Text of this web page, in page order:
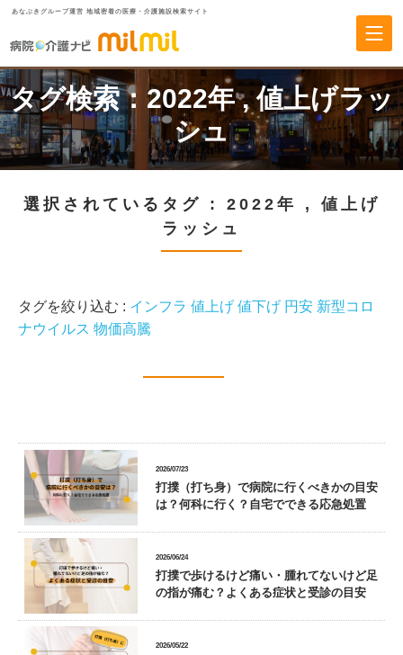
あなぶきグループ運営 地域密着の医療・介護施設検索サイト
タグ検索： 2022年,値上げラッ
シュ
選択されているタグ : 2022年 , 値上げ
ラッシュ
タグを絞り込む : インフラ 値上げ 値下げ 円安 新型コロ
ナウイルス 物価高騰
2026/07/23
打撲（打ち身）で病院に行くべきかの目安
は？何科に行く？自宅でできる応急処置
2026/06/24
打撲で歩けるけど痛い・腫れてないけど足
の指が痛む？よくある症状と受診の目安
2026/05/22